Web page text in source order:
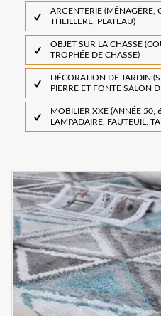
ARGENTERIE (MÉNAGÈRE,
THEILLERE, PLATEAU)
OBJET SUR LA CHASSE
TROPHÉE DE CHASSE)
DÉCORATION DE JARDIN
PIERRE ET FONTE SALON
MOBILIER XXE (ANNÉE 50,
LAMPADAIRE, FAUTEUIL,